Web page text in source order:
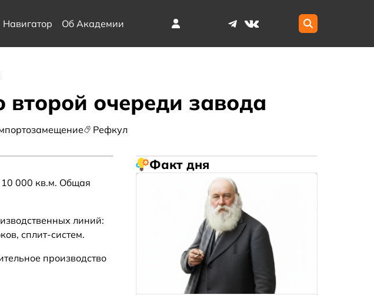
Навигатор Об Академии
очереди завода
Рефкул
10 000 кв.м. Общая
линий:
сплит-систем.
производство
Факт дня